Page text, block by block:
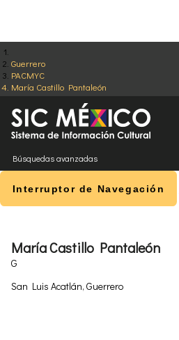
Guerrero
PACMYC
María Castillo Pantaleón
Búsquedas avanzadas
Interruptor de Navegación
María Castillo Pantaleón
G
San Luis Acatlán, Guerrero